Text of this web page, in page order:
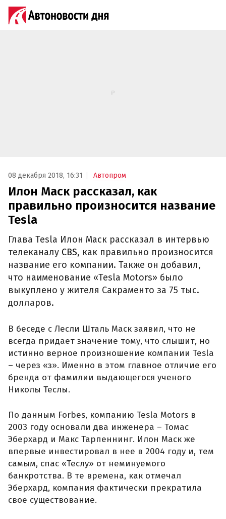
08 декабря 2018, 16:31 Автопром
Илон Маск рассказал, как
правильно произносится название
Tesla
Глава Tesla Илон Маск рассказал в интервью
телеканалу CBS, как правильно произносится
название его компании. Также он добавил,
что наименование «Tesla Motors» было
выкуплено у жителя Сакраменто за 75 тыс.
долларов.
В беседе с Лесли Шталь Маск заявил, что не
всегда придает значение тому, что слышит, но
истинно верное произношение компании Tesla
– через «з». Именно в этом главное отличие его
бренда от фамилии выдающегося ученого
Николы Теслы.
По данным Forbes, компанию Tesla Motors в
2003 году основали два инженера – Томас
Эберхард и Макс Тарпеннинг. Илон Маск же
впервые инвестировал в нее в 2004 году и, тем
самым, спас «Теслу» от неминуемого
банкротства. В те времена, как отмечал
Эберхард, компания фактически прекратила
свое существование.